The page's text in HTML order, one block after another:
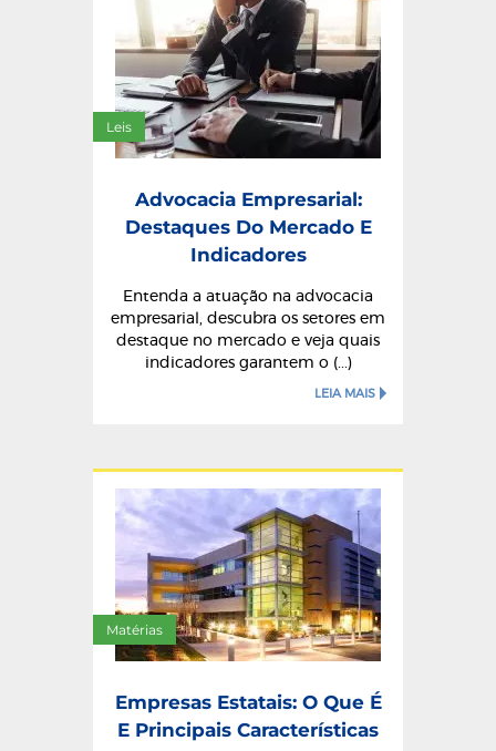
Leis
Advocacia Empresarial:
Destaques Do Mercado E
Indicadores
Entenda a atuação na advocacia
empresarial, descubra os setores em
destaque no mercado e veja quais
indicadores garantem o (...)
LEIA MAIS
Matérias
Empresas Estatais: O Que É
E Principais Características